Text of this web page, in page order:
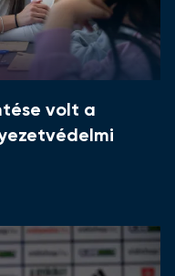
volt a